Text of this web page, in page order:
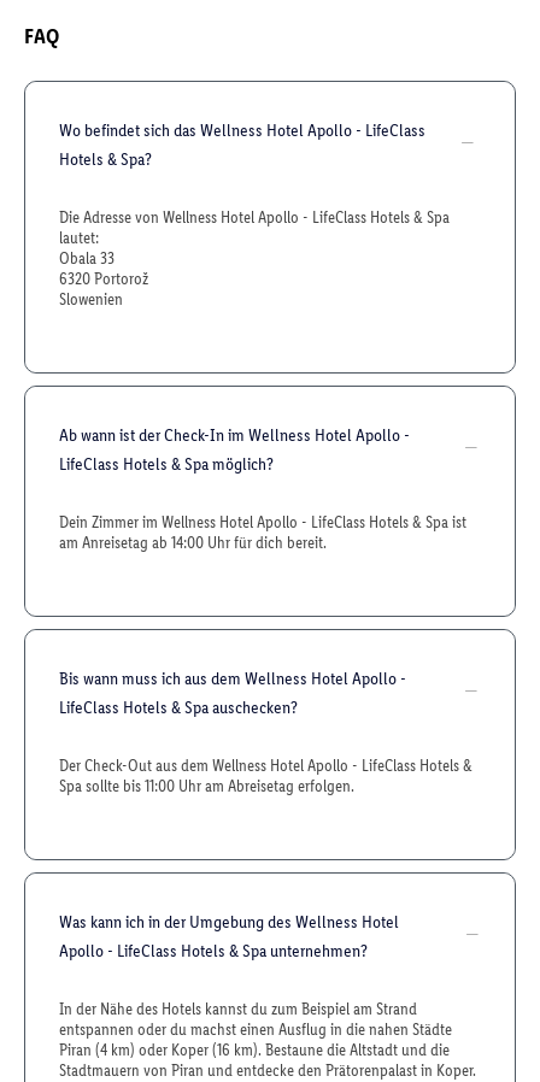
FAQ
Wo befindet sich das Wellness Hotel Apollo - LifeClass
Hotels & Spa?
Die Adresse von Wellness Hotel Apollo - LifeClass Hotels & Spa
lautet:
Obala 33
6320 Portorož
Slowenien
Ab wann ist der Check-In im Wellness Hotel Apollo -
LifeClass Hotels & Spa möglich?
Dein Zimmer im Wellness Hotel Apollo - LifeClass Hotels & Spa ist
am Anreisetag ab 14:00 Uhr für dich bereit.
Bis wann muss ich aus dem Wellness Hotel Apollo -
LifeClass Hotels & Spa auschecken?
Der Check-Out aus dem Wellness Hotel Apollo - LifeClass Hotels &
Spa sollte bis 11:00 Uhr am Abreisetag erfolgen.
Was kann ich in der Umgebung des Wellness Hotel
Apollo - LifeClass Hotels & Spa unternehmen?
In der Nähe des Hotels kannst du zum Beispiel am Strand
entspannen oder du machst einen Ausflug in die nahen Städte
Piran (4 km) oder Koper (16 km). Bestaune die Altstadt und die
Stadtmauern von Piran und entdecke den Prätorenpalast in Koper.